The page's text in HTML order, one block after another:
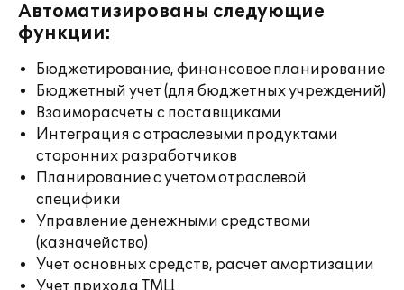
Автоматизированы следующие
функции:
Бюджетирование, финансовое планирование
Бюджетный учет (для бюджетных учреждений)
Взаиморасчеты с поставщиками
Интеграция с отраслевыми продуктами
сторонних разработчиков
Планирование с учетом отраслевой
специфики
Управление денежными средствами
(казначейство)
Учет основных средств, расчет амортизации
Учет прихода ТМЦ